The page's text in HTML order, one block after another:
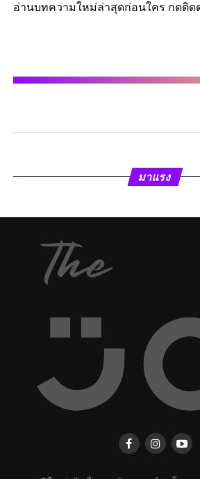
อ่านบทความใหม่ล่าสุดก่อนใคร กดติดต
มาแรง